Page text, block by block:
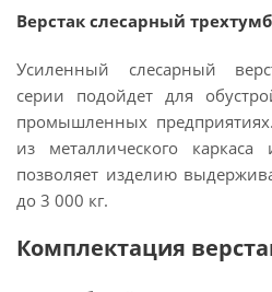
Верстак слесарный
Усиленный слесарный
серии подойдет для
промышленных
из металлического
позволяет изделию
до 3 000 кг.
Комплектация